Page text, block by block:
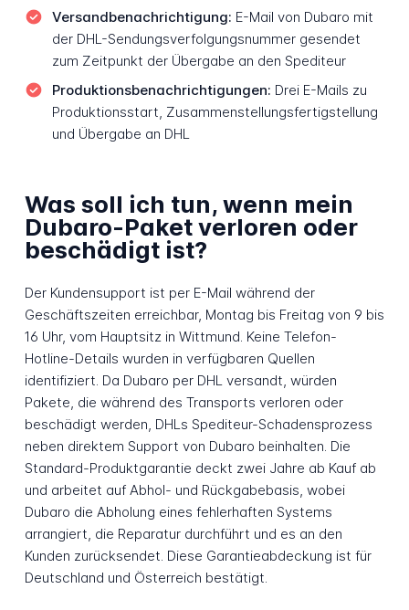
Versandbenachrichtigung: E-Mail von Dubaro mit
der DHL-Sendungsverfolgungsnummer gesendet
zum Zeitpunkt der Übergabe an den Spediteur
Produktionsbenachrichtigungen: Drei E-Mails zu
Produktionsstart, Zusammenstellungsfertigstellung
und Übergabe an DHL
Was soll ich tun, wenn mein
Dubaro-Paket verloren oder
beschädigt ist?
Der Kundensupport ist per E-Mail während der
Geschäftszeiten erreichbar, Montag bis Freitag von 9 bis
16 Uhr, vom Hauptsitz in Wittmund. Keine Telefon-
Hotline-Details wurden in verfügbaren Quellen
identifiziert. Da Dubaro per DHL versandt, würden
Pakete, die während des Transports verloren oder
beschädigt werden, DHLs Spediteur-Schadensprozess
neben direktem Support von Dubaro beinhalten. Die
Standard-Produktgarantie deckt zwei Jahre ab Kauf ab
und arbeitet auf Abhol- und Rückgabebasis, wobei
Dubaro die Abholung eines fehlerhaften Systems
arrangiert, die Reparatur durchführt und es an den
Kunden zurücksendet. Diese Garantieabdeckung ist für
Deutschland und Österreich bestätigt.